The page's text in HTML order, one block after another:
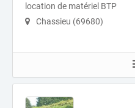
location de matériel BTP
Chassieu (69680)